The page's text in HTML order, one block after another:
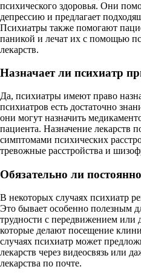
психического здоровья. Они
депрессию и предлагает
Психиатры также помогают
паникой и лечат их с помощью
лекарств.
Назначает ли психиатр
Да, психиатры имеют право
психиатров есть достаточно
они могут назначить
пациента. Назначение лекарств
симптомами психических
тревожные расстройства и
Обязательно ли
В некоторых случаях психиатр
Это бывает особенно полезным
трудности с передвижением или
которые делают посещение
случаях психиатр может
лекарств через видеосвязь или
лекарства по почте.